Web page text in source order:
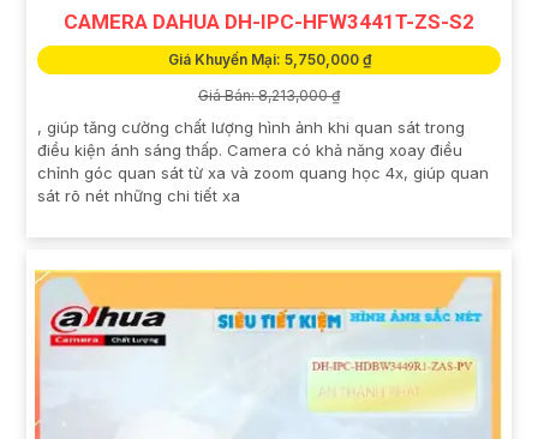
CAMERA DAHUA DH-IPC-HFW3441T-ZS-S2
Giá Khuyến Mại: 5,750,000 ₫
Giá Bán: 8,213,000 ₫
, giúp tăng cường chất lượng hình ảnh khi quan sát trong
điều kiện ánh sáng thấp. Camera có khả năng xoay điều
chỉnh góc quan sát từ xa và zoom quang học 4x, giúp quan
sát rõ nét những chi tiết xa